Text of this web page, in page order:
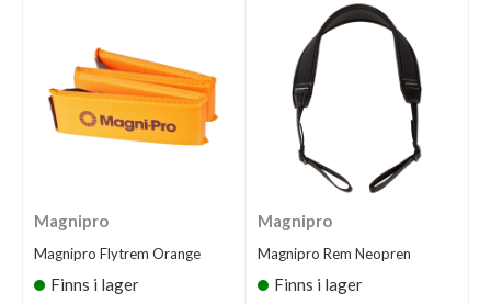
Magnipro
Magnipro Flytrem Orange
Finns i lager
Magnipro
Magnipro Rem Neopren
Finns i lager